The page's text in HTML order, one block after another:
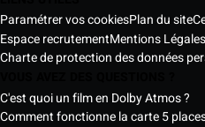
Paramétrer vos cookiesPlan du site
Espace recrutementMentions Légales
Charte de protection des données
C'est quoi un film en Dolby Atmos ?
Comment fonctionne la carte 5